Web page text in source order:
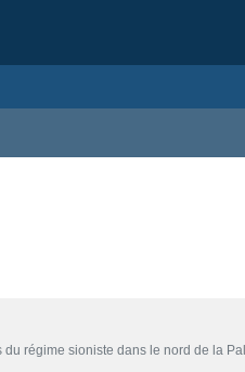
régime sioniste dans le nord de la